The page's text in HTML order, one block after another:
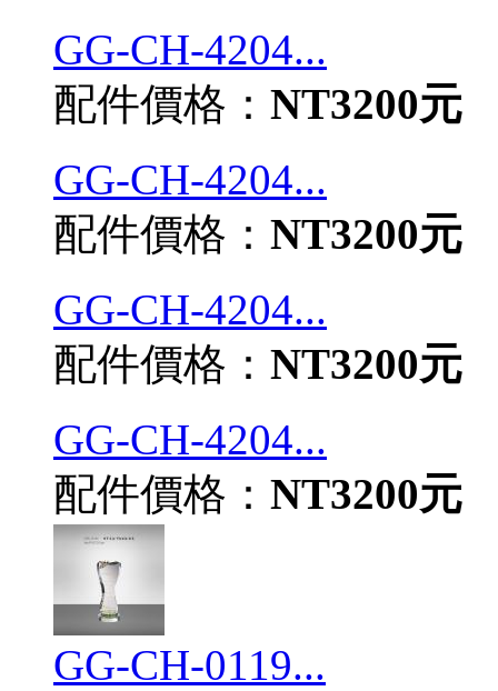
GG-CH-4204...
配件價格： NT3200元
GG-CH-4204...
配件價格： NT3200元
GG-CH-4204...
配件價格： NT3200元
GG-CH-4204...
配件價格： NT3200元
GG-CH-0119...